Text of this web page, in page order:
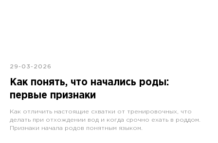
29-03-2026
Как понять, что начались роды:
первые признаки
Как отличить настоящие схватки от тренировочных, что
делать при отхождении вод и когда срочно ехать в роддом.
Признаки начала родов понятным языком.